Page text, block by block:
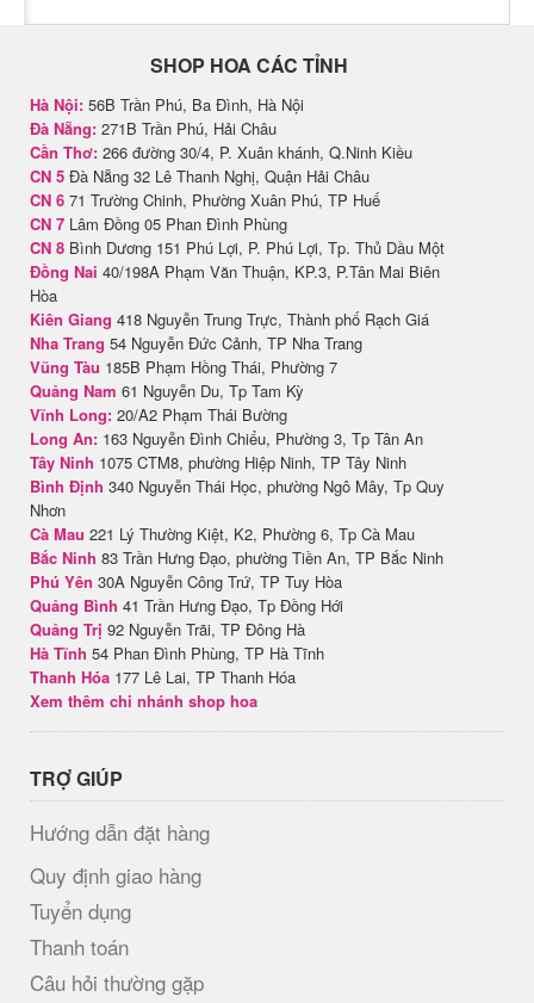
SHOP HOA CÁC TỈNH
Hà Nội: 56B Trần Phú, Ba Đình, Hà Nội
Đà Nẵng: 271B Trần Phú, Hải Châu
Cần Thơ: 266 đường 30/4, P. Xuân khánh, Q.Ninh Kiều
CN 5 Đà Nẵng 32 Lê Thanh Nghị, Quận Hải Châu
CN 6 71 Trường Chinh, Phường Xuân Phú, TP Huế
CN 7 Lâm Đồng 05 Phan Đình Phùng
CN 8 Bình Dương 151 Phú Lợi, P. Phú Lợi, Tp. Thủ Dầu Một
Đồng Nai 40/198A Phạm Văn Thuận, KP.3, P.Tân Mai Biên
Hòa
Kiên Giang 418 Nguyễn Trung Trực, Thành phố Rạch Giá
Nha Trang 54 Nguyễn Đức Cảnh, TP Nha Trang
Vũng Tàu 185B Phạm Hồng Thái, Phường 7
Quảng Nam 61 Nguyễn Du, Tp Tam Kỳ
Vĩnh Long: 20/A2 Phạm Thái Bường
Long An: 163 Nguyễn Đình Chiểu, Phường 3, Tp Tân An
Tây Ninh 1075 CTM8, phường Hiệp Ninh, TP Tây Ninh
Bình Định 340 Nguyễn Thái Học, phường Ngô Mây, Tp Quy
Nhơn
Cà Mau 221 Lý Thường Kiệt, K2, Phường 6, Tp Cà Mau
Bắc Ninh 83 Trần Hưng Đạo, phường Tiền An, TP Bắc Ninh
Phú Yên 30A Nguyễn Công Trứ, TP Tuy Hòa
Quảng Bình 41 Trần Hưng Đạo, Tp Đồng Hới
Quảng Trị 92 Nguyễn Trãi, TP Đông Hà
Hà Tĩnh 54 Phan Đình Phùng, TP Hà Tĩnh
Thanh Hóa 177 Lê Lai, TP Thanh Hóa
Xem thêm chi nhánh shop hoa
TRỢ GIÚP
Hướng dẫn đặt hàng
Quy định giao hàng
Tuyển dụng
Thanh toán
Câu hỏi thường gặp